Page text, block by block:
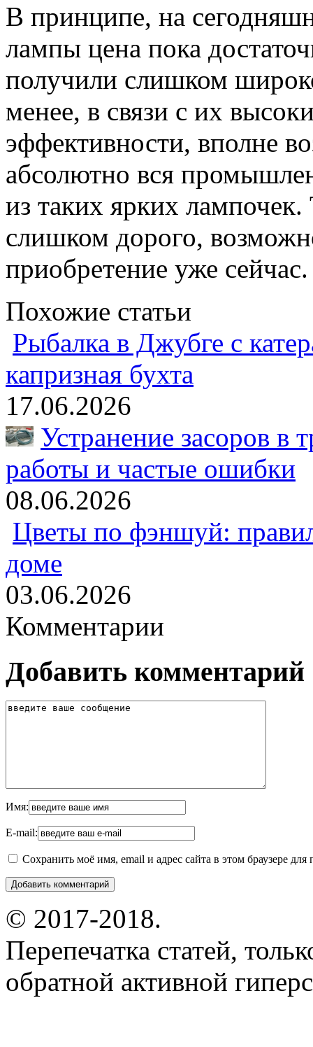
В принципе, на
лампы цена пока
получили слишком
менее, в связи с их
эффективности, вполне
абсолютно вся
из таких ярких
слишком дорого,
приобретение уже сейчас.
Похожие статьи
Рыбалка в Джубге с
капризная бухта
17.06.2026
Устранение засоров в
работы и частые ошибки
08.06.2026
Цветы по фэншуй:
доме
03.06.2026
Комментарии
Добавить комментарий
Имя:
E-mail:
Сохранить моё имя, email и адрес сайта в этом браузере
© 2017-2018.
Перепечатка статей,
обратной активной